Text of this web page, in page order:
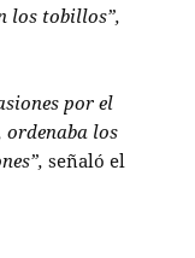
los tobillos”,
por el
ordenaba los
señaló el